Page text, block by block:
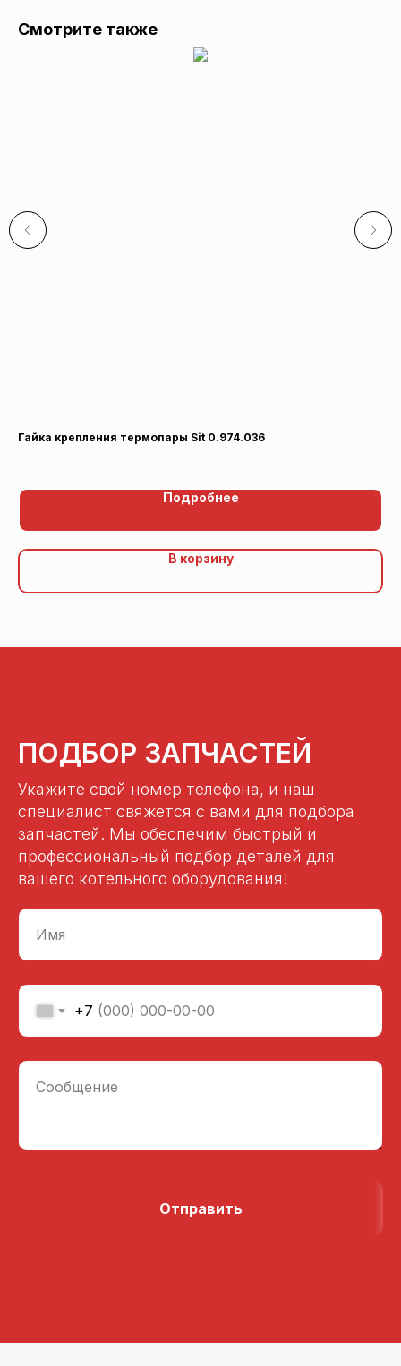
Смотрите также
Гайка крепления термопары Sit 0.974.036
Подробнее
В корзину
ПОДБОР ЗАПЧАСТЕЙ
Укажите свой номер телефона, и наш
специалист свяжется с вами для подбора
запчастей. Мы обеспечим быстрый и
профессиональный подбор деталей для
вашего котельного оборудования!
Имя
+7
Сообщение
Отправить